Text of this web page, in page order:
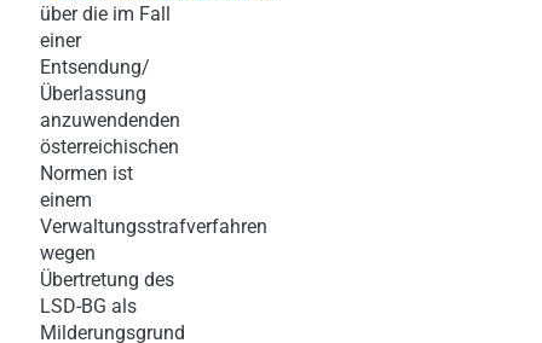
über die im Fall
einer
Entsendung/
Überlassung
anzuwendenden
österreichischen
Normen ist
einem
Verwaltungsstrafverfahren
wegen
Übertretung des
LSD-BG als
Milderungsgrund